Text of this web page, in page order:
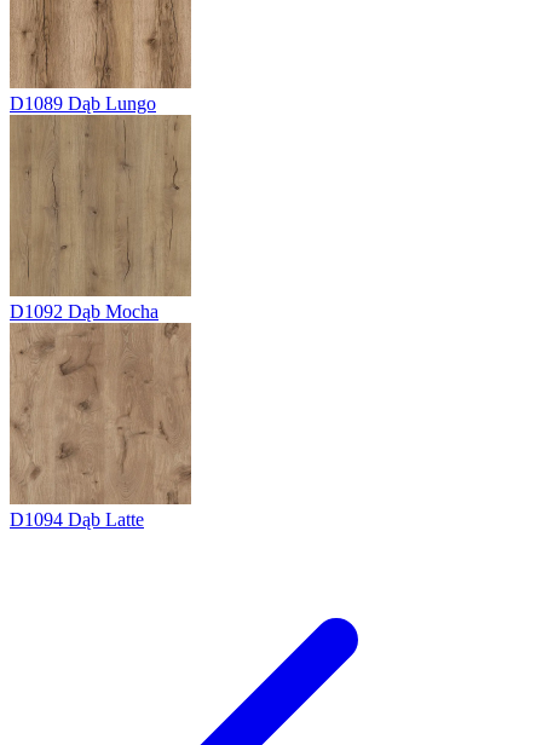
D1089 Dąb Lungo
D1092 Dąb Mocha
D1094 Dąb Latte